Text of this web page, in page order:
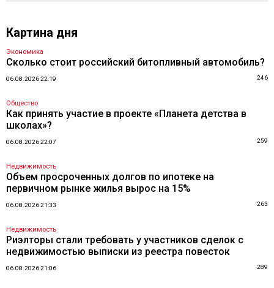
Картина дня
Экономика
Сколько стоит российский битопливный автомобиль?
06.08.2026 22:19 246
Общество
Как принять участие в проекте «Планета детства в
школах»?
06.08.2026 22:07 259
Недвижимость
Объем просроченных долгов по ипотеке на
первичном рынке жилья вырос на 15%
06.08.2026 21:33 263
Недвижимость
Риэлторы стали требовать у участников сделок с
недвижимостью выписки из реестра повесток
06.08.2026 21:06 289